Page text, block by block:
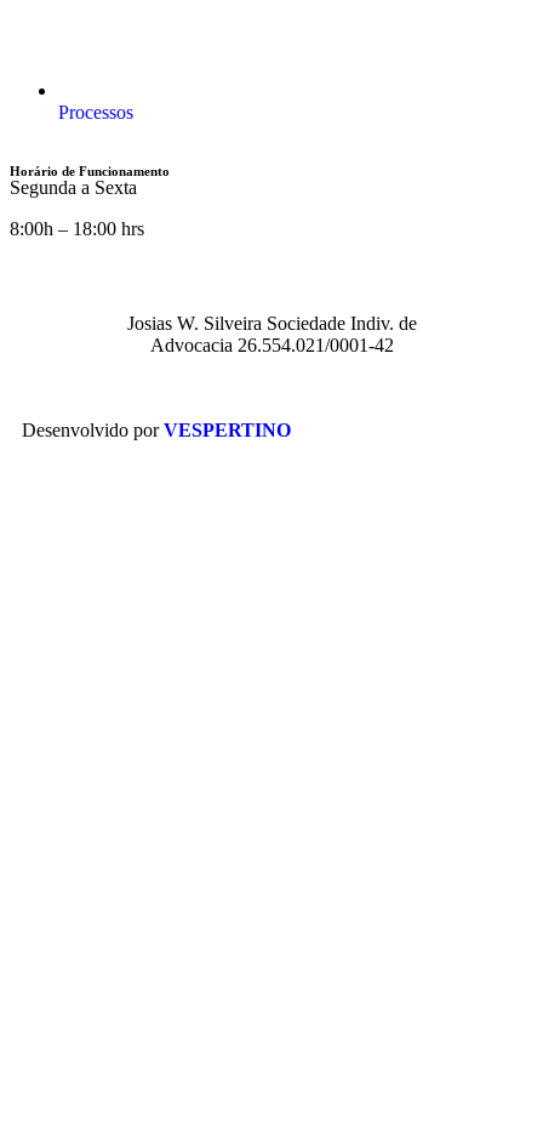
Processos
Horário de Funcionamento
Segunda a Sexta
8:00h – 18:00 hrs
Josias W. Silveira Sociedade Indiv. de
Advocacia 26.554.021/0001-42
Desenvolvido porVESPERTINO